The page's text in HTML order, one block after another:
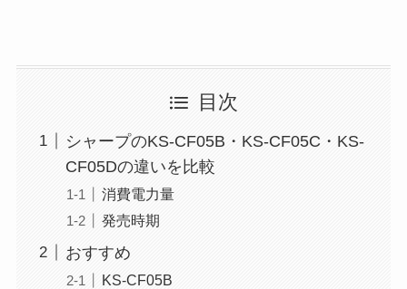
目次
シャープのKS-CF05B・KS-CF05C・KS-
CF05Dの違いを比較
消費電力量
発売時期
おすすめ
KS-CF05B